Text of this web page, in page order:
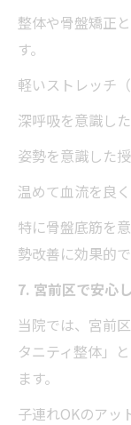
整体や骨盤矯正
す。
軽いストレッチ
深呼吸を意識し
姿勢を意識した
温めて血流を良
特に骨盤底筋を
勢改善に効果的で
7. 宮前区で安心
当院では、宮前
タニティ整体」
ます。
子連れOKのアッ